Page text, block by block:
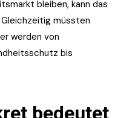
bleiben, kann das
müssten
werden von
bis
bedeutet